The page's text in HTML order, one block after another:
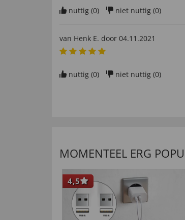
nuttig (0) niet nuttig (0)
van Henk E. door 04.11.2021
nuttig (0) niet nuttig (0)
“Direkt verwendet und begeistert ”
nuttig (
niet nuttig (
MOMENTEEL ERG
4,5